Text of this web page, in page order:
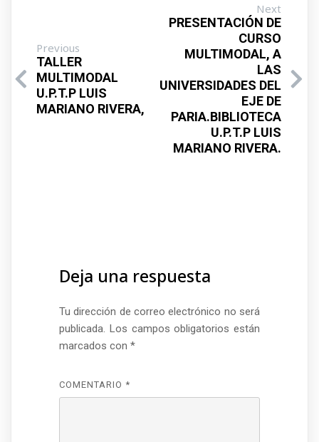
Previous
TALLER
MULTIMODAL
U.P.T.P LUIS
MARIANO RIVERA,
Next
PRESENTACIÓN DE
CURSO
MULTIMODAL, A
LAS
UNIVERSIDADES DEL
EJE DE
PARIA.BIBLIOTECA
U.P.T.P LUIS
MARIANO RIVERA.
Deja una respuesta
Tu dirección de correo electrónico no será
publicada. Los campos obligatorios están
marcados con *
COMENTARIO *